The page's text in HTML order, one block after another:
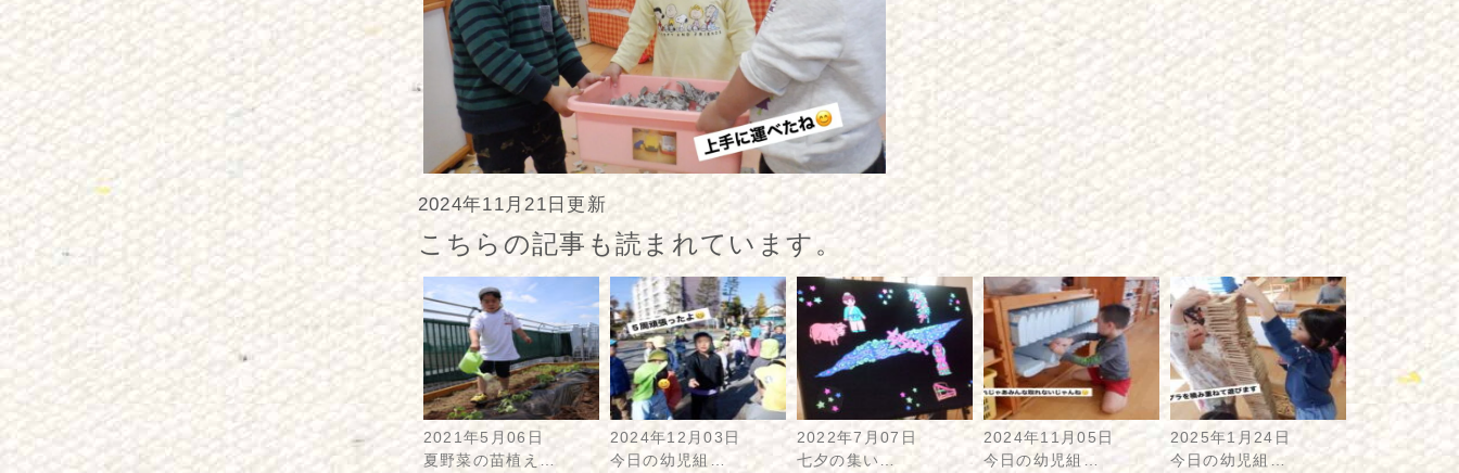
2024年11月21日更新
こちらの記事も読まれています。
2021年5月06日
夏野菜の苗植え…
2024年12月03日
今日の幼児組…
2022年7月07日
七夕の集い…
2024年11月05日
今日の幼児組…
2025年1月24日
今日の幼児組…